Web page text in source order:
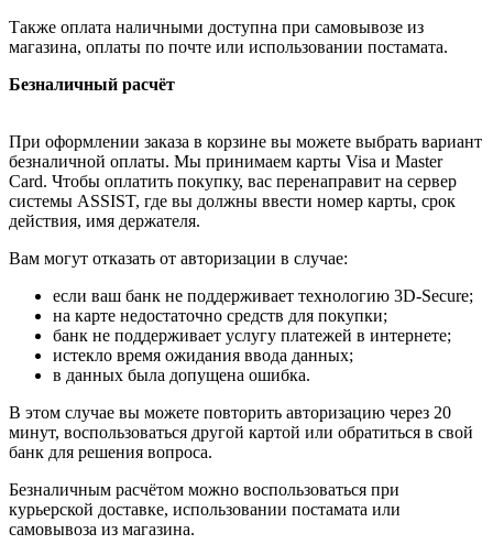
Также оплата наличными доступна при самовывозе из
магазина, оплаты по почте или использовании постамата.
Безналичный расчёт
При оформлении заказа в корзине вы можете выбрать вариант
безналичной оплаты. Мы принимаем карты Visa и Master
Card. Чтобы оплатить покупку, вас перенаправит на сервер
системы ASSIST, где вы должны ввести номер карты, срок
действия, имя держателя.
Вам могут отказать от авторизации в случае:
если ваш банк не поддерживает технологию 3D-Secure;
на карте недостаточно средств для покупки;
банк не поддерживает услугу платежей в интернете;
истекло время ожидания ввода данных;
в данных была допущена ошибка.
В этом случае вы можете повторить авторизацию через 20
минут, воспользоваться другой картой или обратиться в свой
банк для решения вопроса.
Безналичным расчётом можно воспользоваться при
курьерской доставке, использовании постамата или
самовывоза из магазина.